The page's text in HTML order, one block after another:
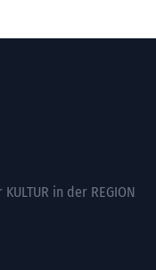
in der REGION